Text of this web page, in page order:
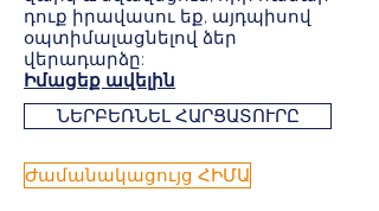
դուք իրավասու եք, այդպիսով
օպտիմալացնելով ձեր
վերադարձը:
Իմացեք ավելին
ՆԵՐԲԵՌՆԵԼ ՀԱՐՑԱՏՈՒՐԸ
Ժամանակացույց ՀԻՄԱ